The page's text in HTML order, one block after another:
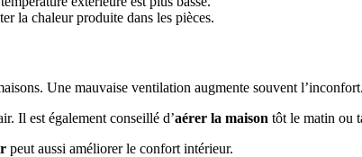
la chaleur produite dans les pièces.
Une mauvaise ventilation augmente souvent l’inconfort.
Il est également conseillé d’aérer la maison tôt le matin ou
peut aussi améliorer le confort intérieur.